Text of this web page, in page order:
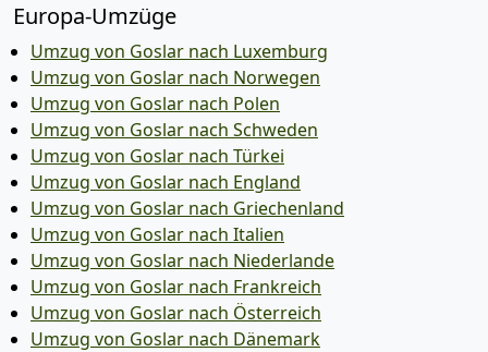
Europa-Umzüge
Umzug von Goslar nach Luxemburg
Umzug von Goslar nach Norwegen
Umzug von Goslar nach Polen
Umzug von Goslar nach Schweden
Umzug von Goslar nach Türkei
Umzug von Goslar nach England
Umzug von Goslar nach Griechenland
Umzug von Goslar nach Italien
Umzug von Goslar nach Niederlande
Umzug von Goslar nach Frankreich
Umzug von Goslar nach Österreich
Umzug von Goslar nach Dänemark